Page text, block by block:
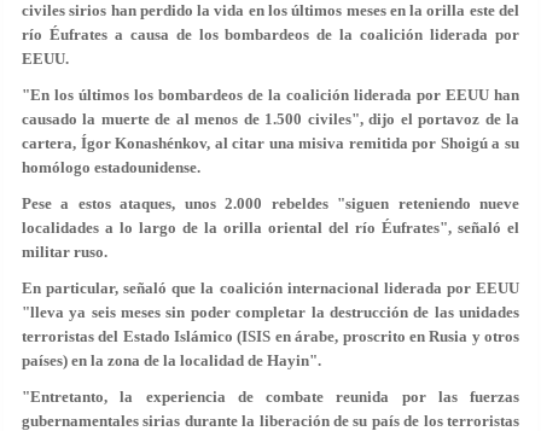
civiles sirios han perdido la vida en los últimos meses en la orilla este del
río Éufrates a causa de los bombardeos de la coalición liderada por
EEUU.
"En los últimos los bombardeos de la coalición liderada por EEUU han
causado la muerte de al menos de 1.500 civiles", dijo el portavoz de la
cartera, Ígor Konashénkov, al citar una misiva remitida por Shoigú a su
homólogo estadounidense.
Pese a estos ataques, unos 2.000 rebeldes "siguen reteniendo nueve
localidades a lo largo de la orilla oriental del río Éufrates", señaló el
militar ruso.
En particular, señaló que la coalición internacional liderada por EEUU
"lleva ya seis meses sin poder completar la destrucción de las unidades
terroristas del Estado Islámico (ISIS en árabe, proscrito en Rusia y otros
países) en la zona de la localidad de Hayin".
"Entretanto, la experiencia de combate reunida por las fuerzas
gubernamentales sirias durante la liberación de su país de los terroristas